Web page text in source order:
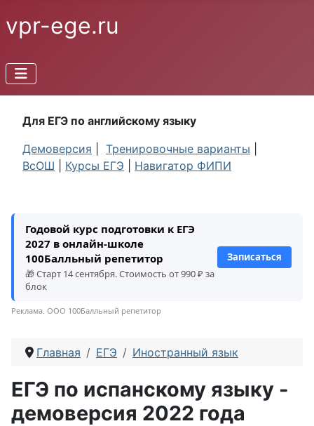
vpr-ege.ru
Для ЕГЭ по английскому языку
Демоверсия
Тренировочные варианты
ВсОШ
Курсы ЕГЭ Навигатор ФИПИ
Годовой курс подготовки к ЕГЭ
2027 в онлайн-школе
100Балльный репетитор
🎁 Старт 14 сентября. Стоимость от 990 ₽ за
блок
Записаться
Реклама. ООО 100Балльный репетитор
Главная ЕГЭ Иностранный язык
ЕГЭ по испанскому языку -
демоверсия 2022 года